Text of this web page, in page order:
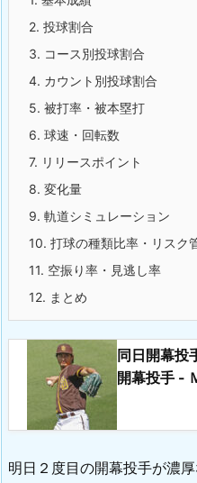
2. 投球割合
3. コース別投球割合
4. カウント別投球割合
5. 被打率・被本塁打
6. 球速・回転数
7. リリースポイント
8. 変化量
9. 軌道シミュレーション
10. 打球の種類比率・リスク
11. 空振り率・見逃し率
12. まとめ
同日開幕投
開幕投手 -
明日２度目の開幕投手が濃